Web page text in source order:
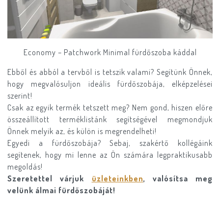
Economy – Patchwork Minimal fürdőszoba káddal
Ebből és abból a tervből is tetszik valami? Segítünk Önnek,
hogy megvalósuljon ideális fürdőszobája, elképzelései
szerint!
Csak az egyik termék tetszett meg? Nem gond, hiszen előre
összeállított terméklistánk segítségével megmondjuk
Önnek melyik az, és külön is megrendelheti!
Egyedi a fürdőszobája? Sebaj, szakértő kollégáink
segítenek, hogy mi lenne az Ön számára legpraktikusabb
megoldás!
Szeretettel várjuk
üzleteinkben, valósítsa meg
velünk álmai fürdőszobáját!